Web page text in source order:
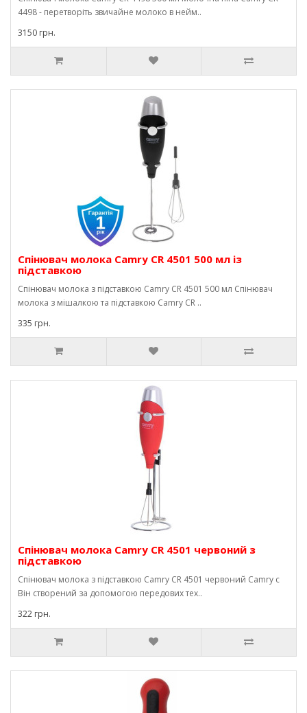
4498 - перетворіть звичайне молоко в нейм..
3150 грн.
Спінювач молока Camry CR 4501 500 мл із
підставкою
Спінювач молока з підставкою Camry CR 4501 500 мл Спінювач
молока з мішалкою та підставкою Camry CR ..
335 грн.
Спінювач молока Camry CR 4501 червоний з
підставкою
Спінювач молока з підставкою Camry CR 4501 червоний Camry c
Він створений за допомогою передових тех..
322 грн.